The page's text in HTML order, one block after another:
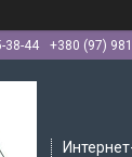
38-44
+380 (97)